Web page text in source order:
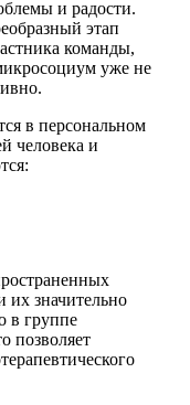
и радости.
этап
команды,
уже не
в персональном
человека и
их значительно
в группе
позволяет